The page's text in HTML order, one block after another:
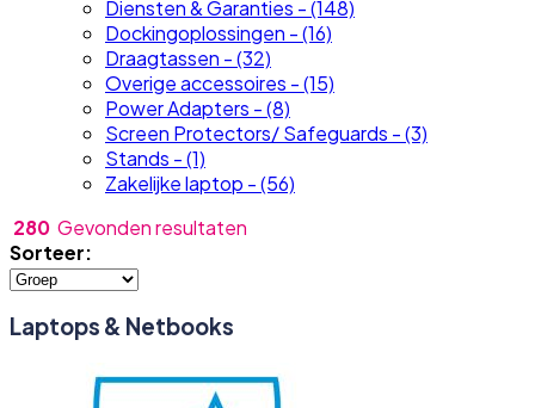
Diensten & Garanties - (148)
Dockingoplossingen - (16)
Draagtassen - (32)
Overige accessoires - (15)
Power Adapters - (8)
Screen Protectors/ Safeguards - (3)
Stands - (1)
Zakelijke laptop - (56)
280 Gevonden resultaten
Sorteer:
Laptops & Netbooks